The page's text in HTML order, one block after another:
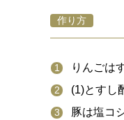
作り方
りんごは
(1)とすし
豚は塩コ